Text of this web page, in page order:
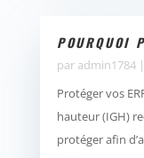
POURQUOI
par admin1784|
Protéger vos
hauteur (IGH)
protéger afin